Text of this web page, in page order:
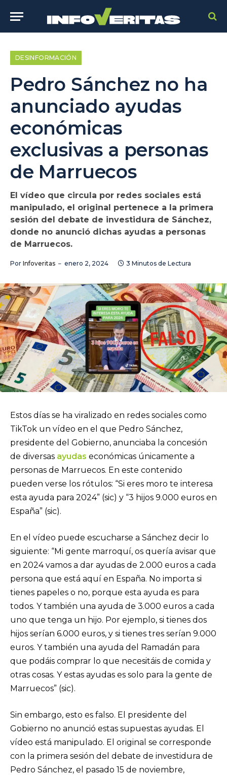
DESINFORMACIÓN
Pedro Sánchez no ha
anunciado ayudas
económicas
exclusivas a personas
de Marruecos
El vídeo que circula por redes sociales está
manipulado, el original pertenece a la primera
sesión del debate de investidura de Sánchez,
donde no anunció dichas ayudas a personas
de Marruecos.
Por Infoveritas enero 2, 2024 3 Minutos de Lectura
Estos días se ha viralizado en redes sociales como
TikTok un vídeo en el que Pedro Sánchez,
presidente del Gobierno, anunciaba la concesión
de diversas ayudas económicas únicamente a
personas de Marruecos. En este contenido
pueden verse los rótulos: “Si eres moro te interesa
esta ayuda para 2024” (sic) y “3 hijos 9.000 euros en
España” (sic).
En el vídeo puede escucharse a Sánchez decir lo
siguiente: “Mi gente marroquí, os quería avisar que
en 2024 vamos a dar ayudas de 2.000 euros a cada
persona que está aquí en España. No importa si
tienes papeles o no, porque esta ayuda es para
todos. Y también una ayuda de 3.000 euros a cada
uno que tenga un hijo. Por ejemplo, si tienes dos
hijos serían 6.000 euros, y si tienes tres serían 9.000
euros. Y también una ayuda del Ramadán para
que podáis comprar lo que necesitáis de comida y
otras cosas. Y estas ayudas es solo para la gente de
Marruecos” (sic).
Sin embargo, esto es falso. El presidente del
Gobierno no anunció estas supuestas ayudas. El
vídeo está manipulado. El original se corresponde
con la primera sesión del debate de investidura de
Pedro Sánchez, el pasado 15 de noviembre,